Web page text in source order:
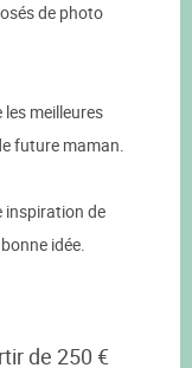
de photo
meilleures
future maman.
inspiration de
idée.
de 250 €